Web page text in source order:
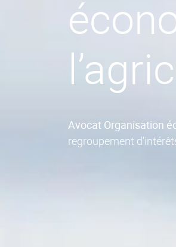
Avocat Organisation
regroupement